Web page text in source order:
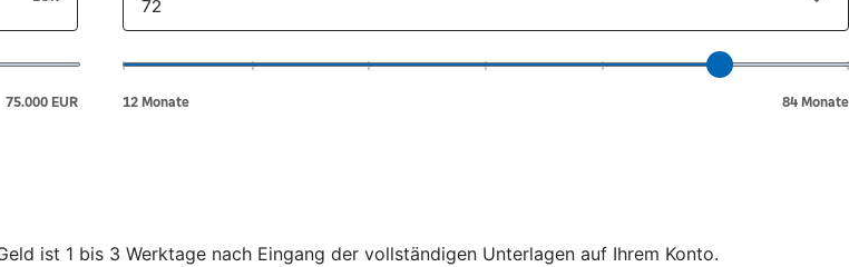
ist 1 bis 3 Werktage nach Eingang der vollständigen Unterlagen auf Ihrem Konto.